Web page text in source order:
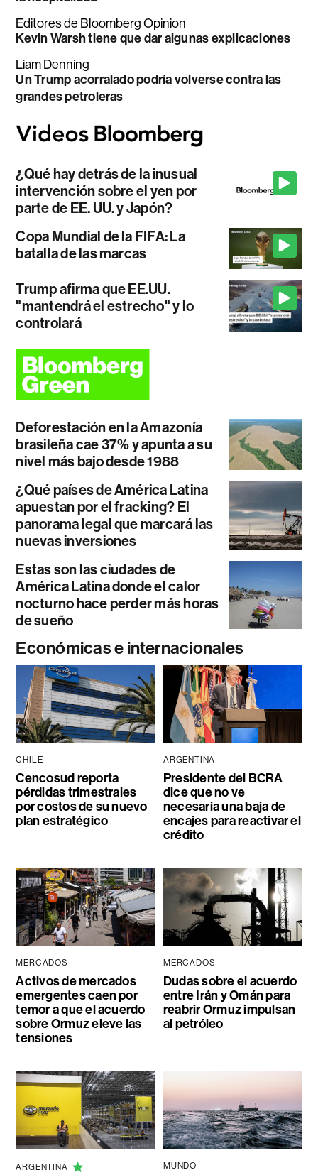
Editores de Bloomberg Opinion
Kevin Warsh tiene que dar algunas explicaciones
Liam Denning
Un Trump acorralado podría volverse contra las
grandes petroleras
¿Qué hay detrás de la inusual
intervención sobre el yen por
parte de EE. UU. y Japón?
Copa Mundial de la FIFA: La
batalla de las marcas
Trump afirma que EE.UU.
"mantendrá el estrecho" y lo
controlará
Deforestación en la Amazonía
brasileña cae 37% y apunta a su
nivel más bajo desde 1988
¿Qué países de América Latina
apuestan por el fracking? El
panorama legal que marcará las
nuevas inversiones
Estas son las ciudades de
América Latina donde el calor
nocturno hace perder más horas
de sueño
Económicas e internacionales
CHILE
Cencosud reporta
pérdidas trimestrales
por costos de su nuevo
plan estratégico
ARGENTINA
Presidente del BCRA
dice que no ve
necesaria una baja de
encajes para reactivar el
crédito
MERCADOS
Activos de mercados
emergentes caen por
temor a que el acuerdo
sobre Ormuz eleve las
tensiones
MERCADOS
Dudas sobre el acuerdo
entre Irán y Omán para
reabrir Ormuz impulsan
al petróleo
ARGENTINA MUNDO